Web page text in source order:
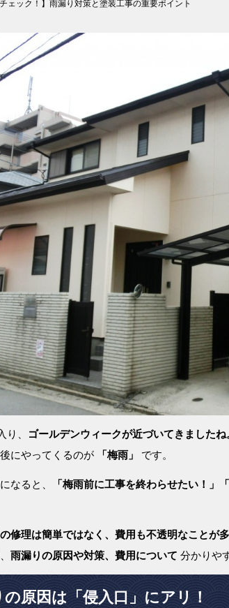
チェック！】雨漏り対策と塗装工事の重要ポイント
、
ゴールデンウィークが近づいてきましたね
にやってくるのが
「梅雨」 です。
なると、 「梅雨前に工事を終わらせたい！」
修理は簡単ではなく、費用も不透明なことが
雨漏りの原因や対策、費用について 分かりや
原因は「侵入口」にアリ！